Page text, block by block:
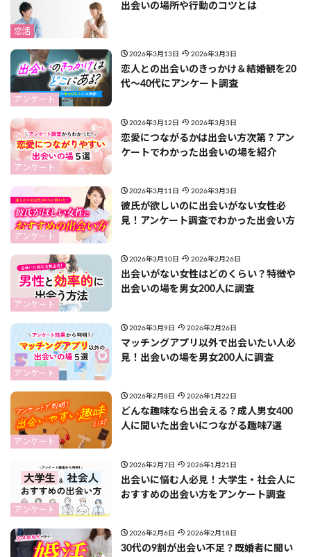
恋活
出会いの場所や行動のコツとは
アンケート
2026年3月13日 2026年3月3日
恋人との出会いのきっかけ＆結婚観を20
代〜40代にアンケート調査
アンケート
2026年3月12日 2026年3月3日
恋愛につながるかは出会い方次第？アン
ケートでわかった出会いの場を紹介
アンケート
2026年3月11日 2026年3月3日
彼氏が欲しいのに出会いがない女性必
見！アンケート調査でわかった出会い方
アンケート
2026年3月10日 2026年2月26日
出会いがない女性はどのくらい？特徴や
出会いの場を男女200人に調査
アンケート
2026年3月9日 2026年2月26日
マッチングアプリ以外で出会いたい人必
見！出会いの場を男女200人に調査
アンケート
2026年2月8日 2026年1月22日
どんな趣味なら出会える？成人男女400
人に聞いた出会いにつながる趣味7選
アンケート
2026年2月7日 2026年1月21日
出会いに悩む人必見！大学生・社会人に
おすすめの出会い方をアンケート調査
2026年2月6日 2026年2月18日
30代の9割が出会い不足？既婚者に聞い